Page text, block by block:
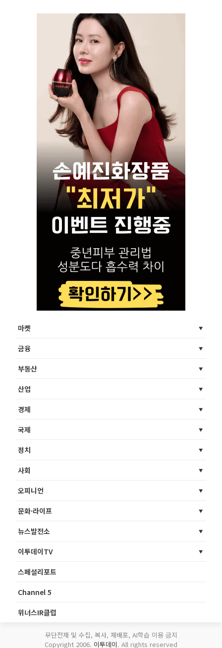
마켓
금융
부동산
산업
경제
국제
정치
사회
오피니언
문화·라이프
뉴스발전소
이투데이TV
스페셜리포트
Channel 5
위너스IR클럽
무단전재 및 수집, 복사, 재배포, AI학습 이용 금지
Copyright 2006. 이투데이. All rights reserved